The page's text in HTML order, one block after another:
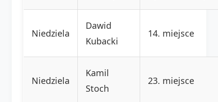
Niedziela
Dawid
Kubacki
14. miejsce
Niedziela
Kamil
Stoch
23. miejsce